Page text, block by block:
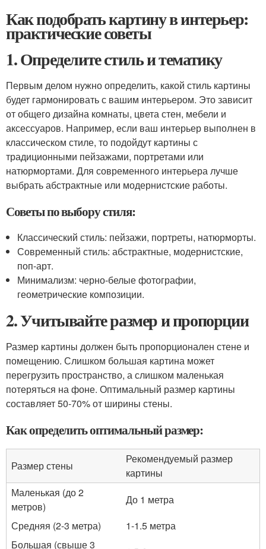
Как подобрать картину в интерьер:
практические советы
1. Определите стиль и тематику
Первым делом нужно определить, какой стиль картины
будет гармонировать с вашим интерьером. Это зависит
от общего дизайна комнаты, цвета стен, мебели и
аксессуаров. Например, если ваш интерьер выполнен в
классическом стиле, то подойдут картины с
традиционными пейзажами, портретами или
натюрмортами. Для современного интерьера лучше
выбрать абстрактные или модернистские работы.
Советы по выбору стиля:
Классический стиль: пейзажи, портреты, натюрморты.
Современный стиль: абстрактные, модернистские,
поп-арт.
Минимализм: черно-белые фотографии,
геометрические композиции.
2. Учитывайте размер и пропорции
Размер картины должен быть пропорционален стене и
помещению. Слишком большая картина может
перегрузить пространство, а слишком маленькая
потеряться на фоне. Оптимальный размер картины
составляет 50-70% от ширины стены.
Как определить оптимальный размер:
Размер стены
Рекомендуемый размер
картины
Маленькая (до 2
метров)
До 1 метра
Средняя (2-3 метра)
1-1.5 метра
Большая (свыше 3